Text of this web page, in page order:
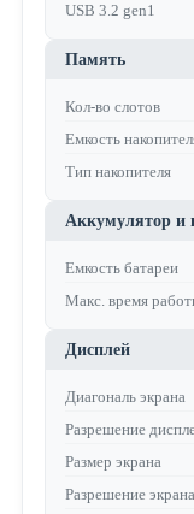
USB 3.2 gen1
Память
Кол-во слотов
Емкость
Тип накопителя
Аккумулятор и
Емкость батареи
Макс. время
Дисплей
Диагональ экрана
Разрешение
Размер экрана
Разрешение экрана